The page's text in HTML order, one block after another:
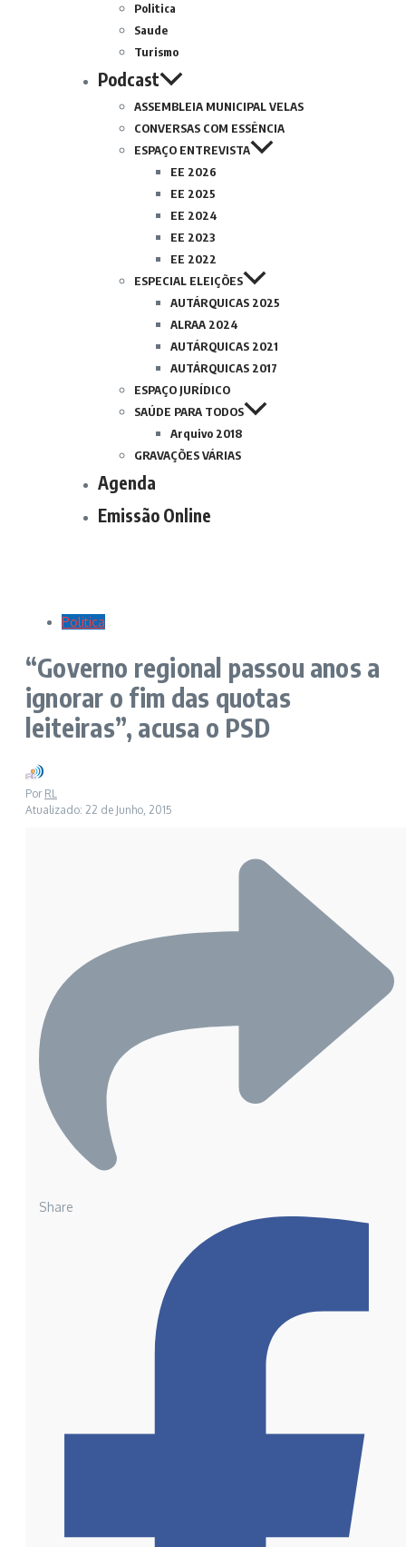
Politica
Saude
Turismo
Podcast
ASSEMBLEIA MUNICIPAL VELAS
CONVERSAS COM ESSÊNCIA
ESPAÇO ENTREVISTA
EE 2026
EE 2025
EE 2024
EE 2023
EE 2022
ESPECIAL ELEIÇÕES
AUTÁRQUICAS 2025
ALRAA 2024
AUTÁRQUICAS 2021
AUTÁRQUICAS 2017
ESPAÇO JURÍDICO
SAÚDE PARA TODOS
Arquivo 2018
GRAVAÇÕES VÁRIAS
Agenda
Emissão Online
Politica
“Governo regional passou anos a
ignorar o fim das quotas
leiteiras”, acusa o PSD
Por RL
Atualizado: 22 de Junho, 2015
Share